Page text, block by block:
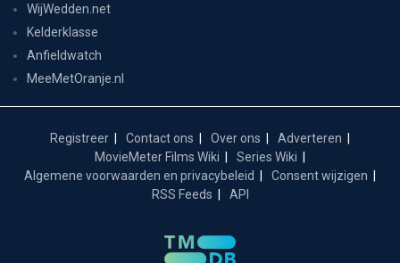
WijWedden.net
Kelderklasse
Anfieldwatch
MeeMetOranje.nl
Registreer Contact ons Over ons
Adverteren
MovieMeter Films Wiki
Series Wiki
Algemene voorwaarden en privacybeleid
Consent wijzigen
RSS Feeds
API